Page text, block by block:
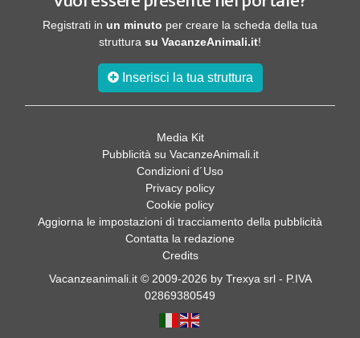
Registrati in un minuto per creare la scheda della tua
struttura su VacanzeAnimali.it!
Inserisci la tua struttura
Media Kit
Pubblicità su VacanzeAnimali.it
Condizioni d´Uso
Privacy policy
Cookie policy
Aggiorna le impostazioni di tracciamento della pubblicità
Contatta la redazione
Credits
Vacanzeanimali.it © 2009-2026 by Trexya srl - P.IVA
02869380549